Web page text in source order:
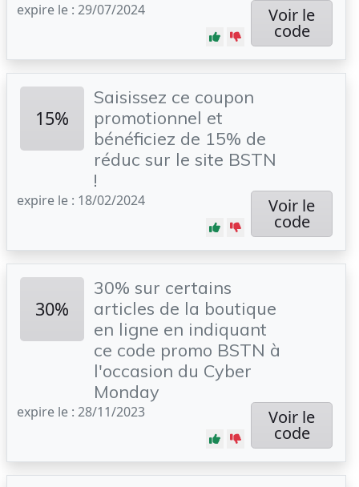
expire le : 29/07/2024 Voir le
code
15%
Saisissez ce coupon
promotionnel et
bénéficiez de 15% de
réduc sur le site BSTN
!
expire le : 18/02/2024 Voir le
code
30%
30% sur certains
articles de la boutique
en ligne en indiquant
ce code promo BSTN à
l'occasion du Cyber
Monday
expire le : 28/11/2023 Voir le
code